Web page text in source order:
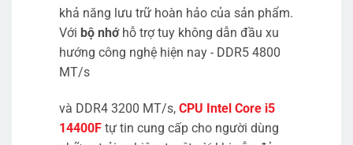
khả năng lưu trữ hoàn hảo của sản phẩm.
Với bộ nhớhỗ trợ tuy không dẫn đầu xu
hướng công nghệ hiện nay - DDR5 4800
MT/s
và DDR4 3200 MT/s, CPU Intel Core i5
14400F tự tin cung cấp cho người dùng